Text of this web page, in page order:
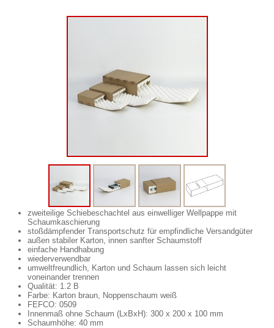
zweiteilige Schiebeschachtel aus einwelliger Wellpappe mit
Schaumkaschierung
stoßdämpfender Transportschutz für empfindliche Versandgüter
außen stabiler Karton, innen sanfter Schaumstoff
einfache Handhabung
wiederverwendbar
umweltfreundlich, Karton und Schaum lassen sich leicht
voneinander trennen
Qualität: 1.2 B
Farbe: Karton braun, Noppenschaum weiß
FEFCO: 0509
Innenmaß ohne Schaum (LxBxH): 300 x 200 x 100 mm
Schaumhöhe: 40 mm